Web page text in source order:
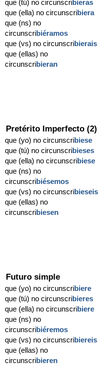
que (tú) no circunscribieras
que (ella) no circunscribiera
que (ns) no
circunscribiéramos
que (vs) no circunscribierais
que (ellas) no
circunscribieran
Pretérito Imperfecto (2)
que (yo) no circunscribiese
que (tú) no circunscribieses
que (ella) no circunscribiese
que (ns) no
circunscribiésemos
que (vs) no circunscribieseis
que (ellas) no
circunscribiesen
Futuro simple
que (yo) no circunscribiere
que (tú) no circunscribieres
que (ella) no circunscribiere
que (ns) no
circunscribiéremos
que (vs) no circunscribiereis
que (ellas) no
circunscribieren